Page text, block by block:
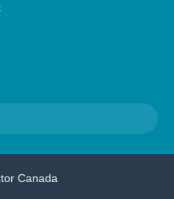
S
a
Canada